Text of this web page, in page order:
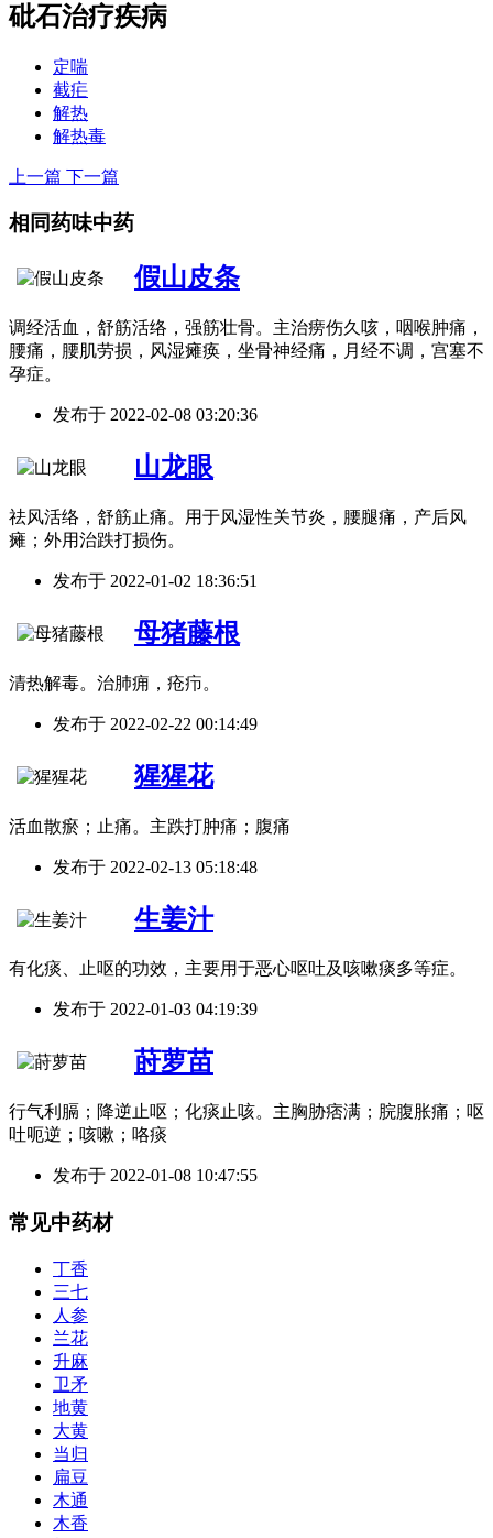
砒石治疗疾病
定喘
截疟
解热
解热毒
上一篇 下一篇
相同药味中药
假山皮条
调经活血，舒筋活络，强筋壮骨。主治痨伤久咳，咽喉肿痛，
腰痛，腰肌劳损，风湿瘫痪，坐骨神经痛，月经不调，宫塞不
孕症。
发布于 2022-02-08 03:20:36
山龙眼
祛风活络，舒筋止痛。用于风湿性关节炎，腰腿痛，产后风
瘫；外用治跌打损伤。
发布于 2022-01-02 18:36:51
母猪藤根
清热解毒。治肺痈，疮疖。
发布于 2022-02-22 00:14:49
猩猩花
活血散瘀；止痛。主跌打肿痛；腹痛
发布于 2022-02-13 05:18:48
生姜汁
有化痰、止呕的功效，主要用于恶心呕吐及咳嗽痰多等症。
发布于 2022-01-03 04:19:39
莳萝苗
行气利膈；降逆止呕；化痰止咳。主胸胁痞满；脘腹胀痛；呕
吐呃逆；咳嗽；咯痰
发布于 2022-01-08 10:47:55
常见中药材
丁香
三七
人参
兰花
升麻
卫矛
地黄
大黄
当归
扁豆
木通
木香